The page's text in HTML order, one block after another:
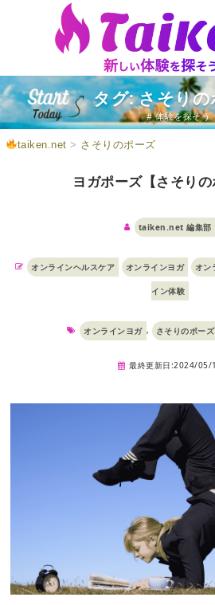
タグ: さそりの
# 体験を探そう
taiken.net > さそりのポーズ
ヨガポーズ【さそりの
taiken.net 編集部
オンラインヘルスケア オンラインヨガ オン
イン体験
オンラインヨガ , さそりのポーズ
最終更新日:2024/05/